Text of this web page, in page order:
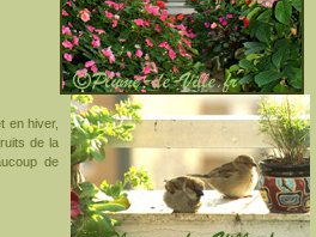
en hiver,
de la
de